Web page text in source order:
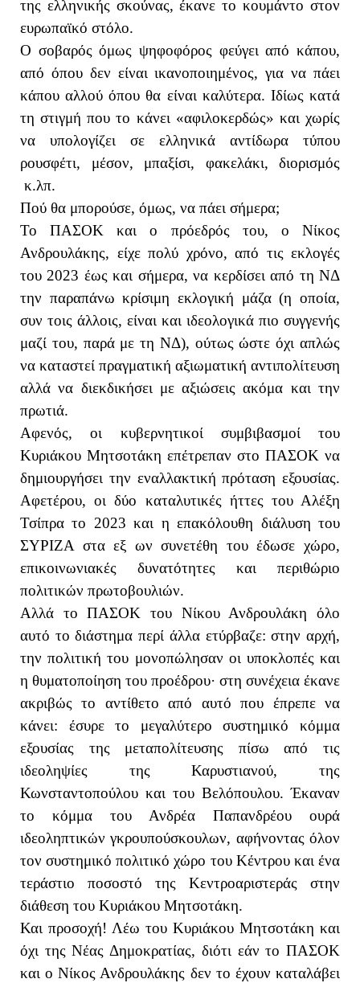
της ελληνικής σκούνας, έκανε το κουμάντο στον
ευρωπαϊκό στόλο.
Ο σοβαρός όμως ψηφοφόρος φεύγει από κάπου,
από όπου δεν είναι ικανοποιημένος, για να πάει
κάπου αλλού όπου θα είναι καλύτερα. Ιδίως κατά
τη στιγμή που το κάνει «αφιλοκερδώς» και χωρίς
να υπολογίζει σε ελληνικά αντίδωρα τύπου
ρουσφέτι, μέσον, μπαξίσι, φακελάκι, διορισμός
κ.λπ.
Πού θα μπορούσε, όμως, να πάει σήμερα;
Το ΠΑΣΟΚ και ο πρόεδρός του, ο Νίκος
Ανδρουλάκης, είχε πολύ χρόνο, από τις εκλογές
του 2023 έως και σήμερα, να κερδίσει από τη ΝΔ
την παραπάνω κρίσιμη εκλογική μάζα (η οποία,
συν τοις άλλοις, είναι και ιδεολογικά πιο συγγενής
μαζί του, παρά με τη ΝΔ), ούτως ώστε όχι απλώς
να καταστεί πραγματική αξιωματική αντιπολίτευση
αλλά να διεκδικήσει με αξιώσεις ακόμα και την
πρωτιά.
Αφενός, οι κυβερνητικοί συμβιβασμοί του
Κυριάκου Μητσοτάκη επέτρεπαν στο ΠΑΣΟΚ να
δημιουργήσει την εναλλακτική πρόταση εξουσίας.
Αφετέρου, οι δύο καταλυτικές ήττες του Αλέξη
Τσίπρα το 2023 και η επακόλουθη διάλυση του
ΣΥΡΙΖΑ στα εξ ων συνετέθη του έδωσε χώρο,
επικοινωνιακές δυνατότητες και περιθώριο
πολιτικών πρωτοβουλιών.
Αλλά το ΠΑΣΟΚ του Νίκου Ανδρουλάκη όλο
αυτό το διάστημα περί άλλα ετύρβαζε: στην αρχή,
την πολιτική του μονοπώλησαν οι υποκλοπές και
η θυματοποίηση του προέδρου· στη συνέχεια έκανε
ακριβώς το αντίθετο από αυτό που έπρεπε να
κάνει: έσυρε το μεγαλύτερο συστημικό κόμμα
εξουσίας της μεταπολίτευσης πίσω από τις
ιδεοληψίες της Καρυστιανού, της
Κωνσταντοπούλου και του Βελόπουλου. Έκαναν
το κόμμα του Ανδρέα Παπανδρέου ουρά
ιδεοληπτικών γκρουπούσκουλων, αφήνοντας όλον
τον συστημικό πολιτικό χώρο του Κέντρου και ένα
τεράστιο ποσοστό της Κεντροαριστεράς στην
διάθεση του Κυριάκου Μητσοτάκη.
Και προσοχή! Λέω του Κυριάκου Μητσοτάκη και
όχι της Νέας Δημοκρατίας, διότι εάν το ΠΑΣΟΚ
και ο Νίκος Ανδρουλάκης δεν το έχουν καταλάβει